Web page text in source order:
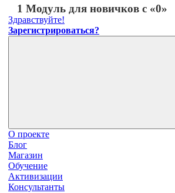
1 Модуль для новичков с «0»
Здравствуйте!
Зарегистрироваться?
О проекте
Блог
Магазин
Обучение
Активизации
Консультанты